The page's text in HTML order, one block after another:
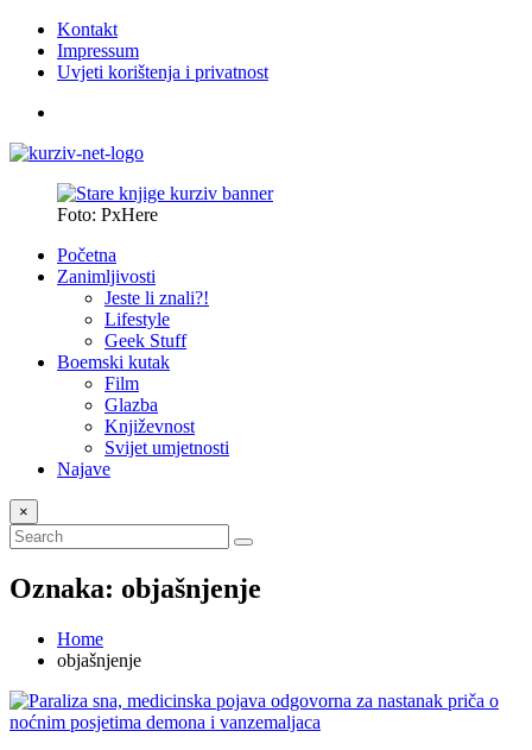
Kontakt
Impressum
Uvjeti korištenja i privatnost
Foto: PxHere
Početna
Zanimljivosti
Jeste li znali?!
Lifestyle
Geek Stuff
Boemski kutak
Film
Glazba
Književnost
Svijet umjetnosti
Najave
×
Oznaka: objašnjenje
Home
objašnjenje